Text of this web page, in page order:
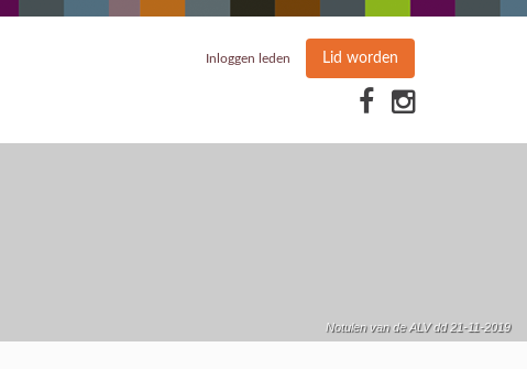
Inloggen leden Lid worden
Notulen van de ALV dd 21-11-2019